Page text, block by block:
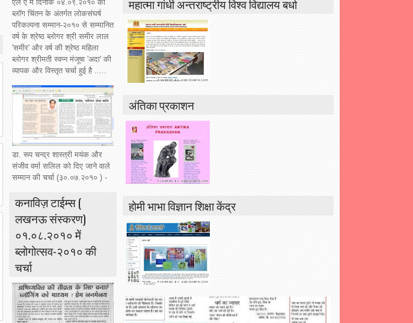
महात्मा गांधी अन्तराष्ट्रीय विश्व विद्यालय बर्धा
अंतिका प्रकाशन
होमी भाभा विज्ञान शिक्षा केंद्र
एल ए में दिनांक ०४.०९.२०१० को
ब्लॉग चिंतन के अंतर्गत लोकसंघर्ष
परिकल्पना सम्मान-२०१० से सम्मानित
वर्ष के श्रेष्ठ ब्लोगर श्री समीर लाल
'समीर' और वर्ष की श्रेष्ठ महिला
ब्लोगर श्रीमती स्वप्न मंजूषा 'अदा' की
व्यापक और विस्तृत चर्चा हुई है .....
डा. रूप चन्द्र शास्त्री मयंक और
संजीव वर्मा सलिल को दिए जाने वाले
सम्मान की चर्चा (३०.०७.२०१० ) -
कनाविज़ टाईम्स (
लखनऊ संस्करण)
०१.०८.२०१० में
ब्लोगोत्सव-२०१० की
चर्चा